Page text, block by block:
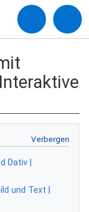
Dativ |
und Text |